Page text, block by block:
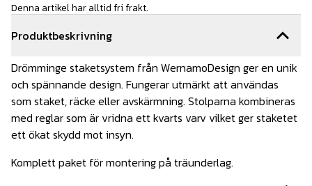
Produktbeskrivning
Drömminge staketsystem från WernamoDesign ger en unik
och spännande design. Fungerar utmärkt att användas
som staket, räcke eller avskärmning. Stolparna kombineras
med reglar som är vridna ett kvarts varv vilket ger staketet
ett ökat skydd mot insyn.
Komplett paket för montering på träunderlag.
Denna artikel har alltid fri frakt.